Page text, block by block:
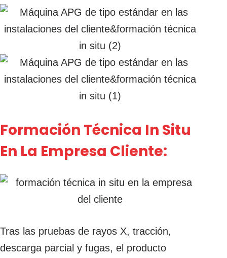
Formación Técnica In Situ
En La Empresa Cliente:
Tras las pruebas de rayos X, tracción,
descarga parcial y fugas, el producto